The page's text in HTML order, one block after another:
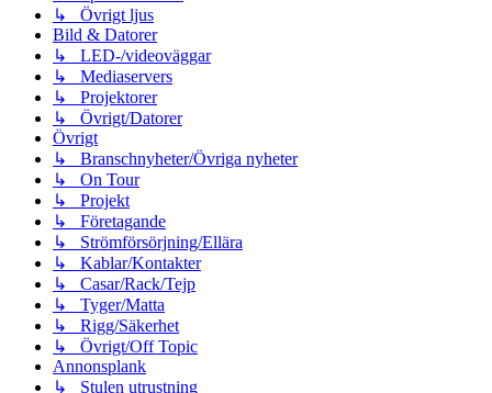
↳ Övrigt ljus
Bild & Datorer
↳ LED-/videoväggar
↳ Mediaservers
↳ Projektorer
↳ Övrigt/Datorer
Övrigt
↳ Branschnyheter/Övriga nyheter
↳ On Tour
↳ Projekt
↳ Företagande
↳ Strömförsörjning/Ellära
↳ Kablar/Kontakter
↳ Casar/Rack/Tejp
↳ Tyger/Matta
↳ Rigg/Säkerhet
↳ Övrigt/Off Topic
Annonsplank
↳ Stulen utrustning